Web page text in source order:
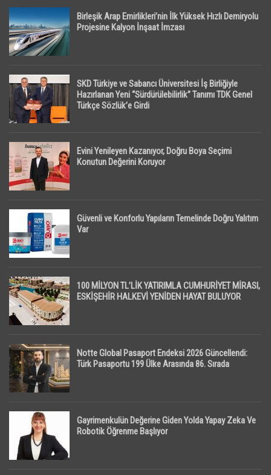
Birleşik Arap Emirlikleri’nin İlk Yüksek Hızlı Demiryolu
Projesine Kalyon İnşaat İmzası
SKD Türkiye ve Sabancı Üniversitesi İş Birliğiyle
Hazırlanan Yeni “Sürdürülebilirlik” Tanımı TDK Genel
Türkçe Sözlük’e Girdi
Evini Yenileyen Kazanıyor, Doğru Boya Seçimi
Konutun Değerini Koruyor
Güvenli ve Konforlu Yapıların Temelinde Doğru Yalıtım
Var
100 MİLYON TL’LİK YATIRIMLA CUMHURİYET MİRASI,
ESKİŞEHİR HALKEVİ YENİDEN HAYAT BULUYOR
Notte Global Pasaport Endeksi 2026 Güncellendi:
Türk Pasaportu 199 Ülke Arasında 86. Sırada
Gayrimenkulün Değerine Giden Yolda Yapay Zeka Ve
Robotik Öğrenme Başlıyor